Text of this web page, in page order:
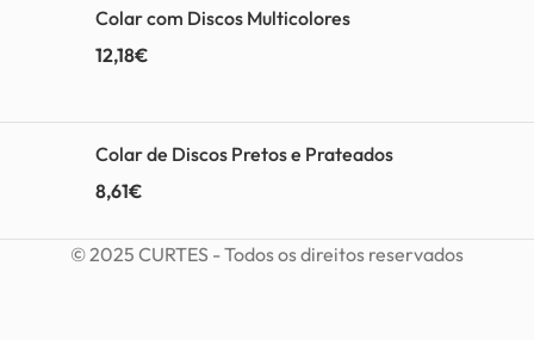
Colar com Discos Multicolores
12,18€
Colar de Discos Pretos e Prateados
8,61€
© 2025 CURTES - Todos os direitos reservados